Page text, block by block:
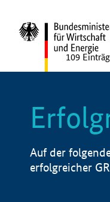
109
Auf der
erfolgreicher